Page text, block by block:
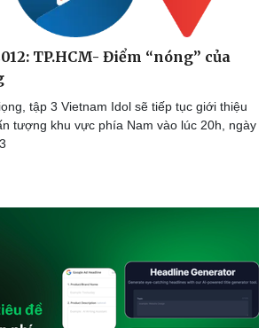
TP.HCM- Điểm “nóng” của
tập 3 Vietnam Idol sẽ tiếp tục giới thiệu
tượng khu vực phía Nam vào lúc 20h, ngày